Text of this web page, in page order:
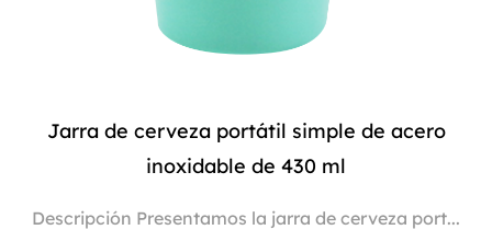
Jarra de cerveza portátil simple de acero
inoxidable de 430 ml
Descripción Presentamos la jarra de cerveza port...